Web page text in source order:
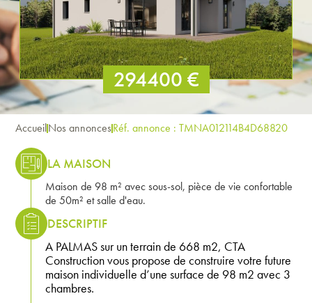
294400 €
AccueilNos annoncesRéf. annonce : TMNA012114B4D68820
LA MAISON
Maison de 98 m² avec sous-sol, pièce de vie confortable
de 50m² et salle d'eau.
DESCRIPTIF
A PALMAS sur un terrain de 668 m2, CTA
Construction vous propose de construire votre future
maison individuelle d’une surface de 98 m2 avec 3
chambres.